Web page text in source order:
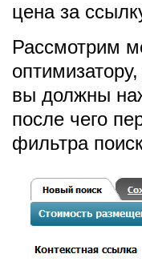
цена за
Рассмотрим
вы должны
после чего
фильтра